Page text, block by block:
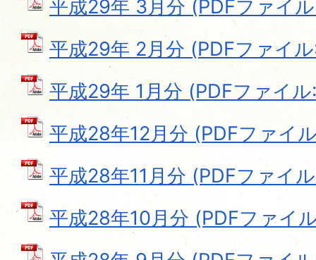
平成29年 3月分 (PDFファイ
平成29年 2月分 (PDFファイ
平成29年 1月分 (PDFファイ
平成28年12月分 (PDFファイ
平成28年11月分 (PDFファイ
平成28年10月分 (PDFファイ